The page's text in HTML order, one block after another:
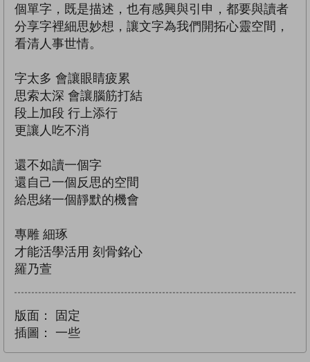
個單字，既是描述，也有感興與引申，都要與讀者
分享字裡細思妙想，讓文字為我們開拓心靈空間，
看清人事世情。
字太多 會讓眼睛疲累
思索太深 會讓腦筋打結
段上加段 行上添行
更讓人吃不消
還不如讀一個字
還自己一個反思的空間
給思緒一個靜默的機會
專雕 細琢
才能活學活用 刻骨銘心
羅乃萱
版面：
固定
插圖：
一些